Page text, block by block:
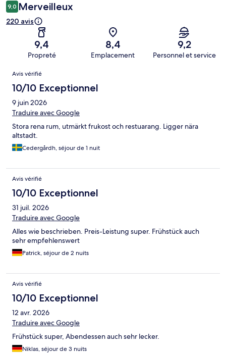
9,0 Merveilleux
220 avis
9,4
Propreté
8,4
Emplacement
9,2
Personnel et service
Avis
Avis vérifié
10/10 Exceptionnel
9 juin 2026
Traduire avec Google
Stora rena rum, utmärkt frukost och restuarang. Ligger nära
altstadt.
Cedergårdh, séjour de 1 nuit
Avis vérifié
10/10 Exceptionnel
31 juil. 2026
Traduire avec Google
Alles wie beschrieben. Preis-Leistung super. Frühstück auch
sehr empfehlenswert
Patrick, séjour de 2 nuits
Avis vérifié
10/10 Exceptionnel
12 avr. 2026
Traduire avec Google
Frühstück super, Abendessen auch sehr lecker.
Niklas, séjour de 3 nuits